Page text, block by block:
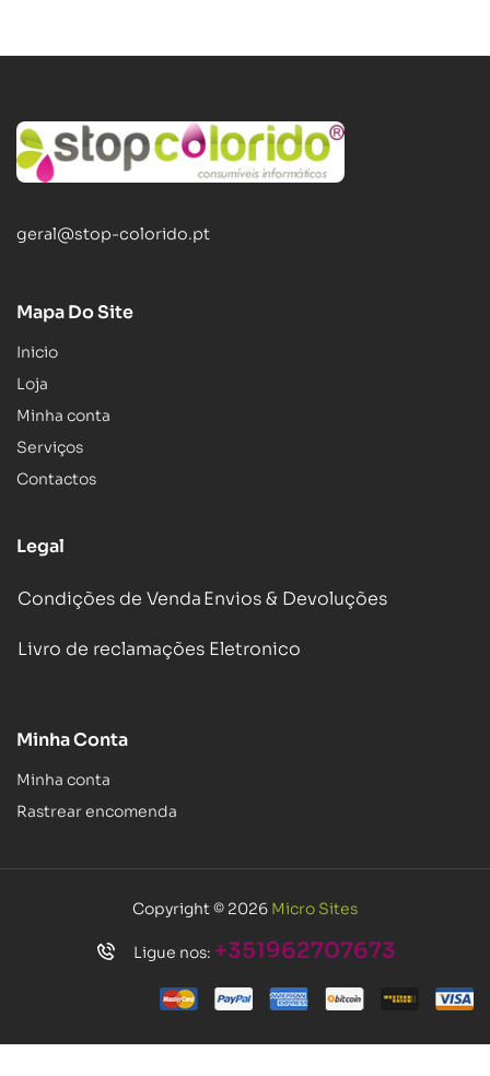
geral@stop-colorido.pt
Mapa Do Site
Inicio
Loja
Minha conta
Serviços
Contactos
Legal
Condições de VendaEnvios & Devoluções
Livro de reclamações Eletronico
Minha Conta
Minha conta
Rastrear encomenda
Copyright © 2026 Micro Sites
Ligue nos: +351962707673